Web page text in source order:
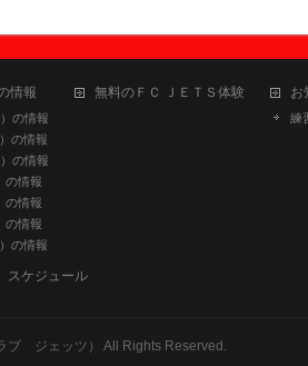
情報
の情報
の情報
の情報
の情報
の情報
の情報
の情報
無料のＦＣ ＪＥＴＳ体験 お
練
スケジュール
ブ ジェッツ） All Rights Reserved.